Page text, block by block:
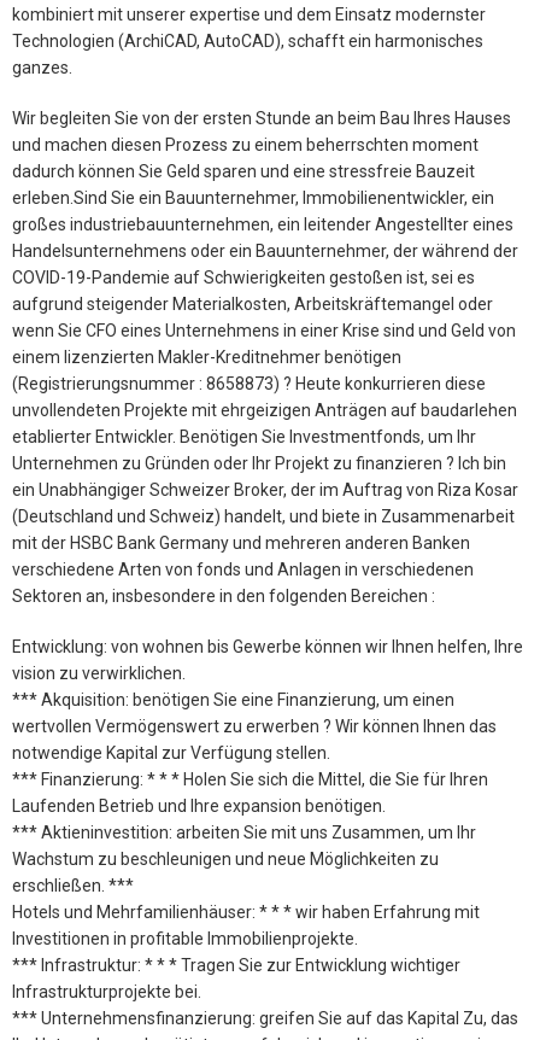
kombiniert mit unserer expertise und dem Einsatz modernster
Technologien (ArchiCAD, AutoCAD), schafft ein harmonisches
ganzes.
Wir begleiten Sie von der ersten Stunde an beim Bau Ihres Hauses
und machen diesen Prozess zu einem beherrschten moment
dadurch können Sie Geld sparen und eine stressfreie Bauzeit
erleben.Sind Sie ein Bauunternehmer, Immobilienentwickler, ein
großes industriebauunternehmen, ein leitender Angestellter eines
Handelsunternehmens oder ein Bauunternehmer, der während der
COVID-19-Pandemie auf Schwierigkeiten gestoßen ist, sei es
aufgrund steigender Materialkosten, Arbeitskräftemangel oder
wenn Sie CFO eines Unternehmens in einer Krise sind und Geld von
einem lizenzierten Makler-Kreditnehmer benötigen
(Registrierungsnummer : 8658873) ? Heute konkurrieren diese
unvollendeten Projekte mit ehrgeizigen Anträgen auf baudarlehen
etablierter Entwickler. Benötigen Sie Investmentfonds, um Ihr
Unternehmen zu Gründen oder Ihr Projekt zu finanzieren ? Ich bin
ein Unabhängiger Schweizer Broker, der im Auftrag von Riza Kosar
(Deutschland und Schweiz) handelt, und biete in Zusammenarbeit
mit der HSBC Bank Germany und mehreren anderen Banken
verschiedene Arten von fonds und Anlagen in verschiedenen
Sektoren an, insbesondere in den folgenden Bereichen :
Entwicklung: von wohnen bis Gewerbe können wir Ihnen helfen, Ihre
vision zu verwirklichen.
*** Akquisition: benötigen Sie eine Finanzierung, um einen
wertvollen Vermögenswert zu erwerben ? Wir können Ihnen das
notwendige Kapital zur Verfügung stellen.
*** Finanzierung: * * * Holen Sie sich die Mittel, die Sie für Ihren
Laufenden Betrieb und Ihre expansion benötigen.
*** Aktieninvestition: arbeiten Sie mit uns Zusammen, um Ihr
Wachstum zu beschleunigen und neue Möglichkeiten zu
erschließen. ***
Hotels und Mehrfamilienhäuser: * * * wir haben Erfahrung mit
Investitionen in profitable Immobilienprojekte.
*** Infrastruktur: * * * Tragen Sie zur Entwicklung wichtiger
Infrastrukturprojekte bei.
*** Unternehmensfinanzierung: greifen Sie auf das Kapital Zu, das